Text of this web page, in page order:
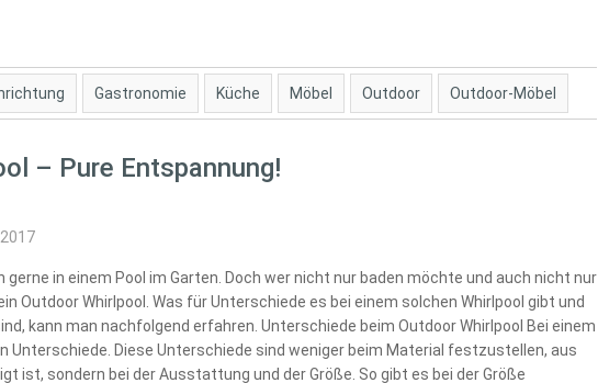
Gastronomie Küche Möbel Outdoor Outdoor-Möbel
– Pure Entspannung!
gerne in einem Pool im Garten. Doch wer nicht nur baden möchte und auch nicht nur
Outdoor Whirlpool. Was für Unterschiede es bei einem solchen Whirlpool gibt und
kann man nachfolgend erfahren. Unterschiede beim Outdoor Whirlpool Bei einem
Unterschiede. Diese Unterschiede sind weniger beim Material festzustellen, aus
ist, sondern bei der Ausstattung und der Größe. So gibt es bei der Größe